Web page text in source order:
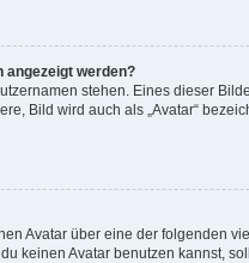
angezeigt werden?
stehen. Eines dieser
Bild wird auch als „Avatar“
Avatar über eine der folgenden
keinen Avatar benutzen kannst,